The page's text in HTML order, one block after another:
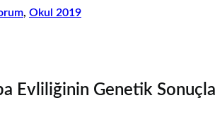
, Okul 2019
Evliliğinin Genetik